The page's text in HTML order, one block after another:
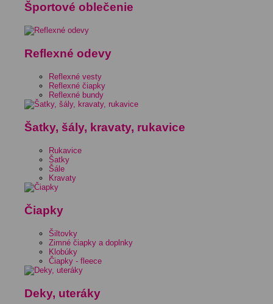
Športové oblečenie
Reflexné odevy
Reflexné vesty
Reflexné čiapky
Reflexné bundy
Šatky, šály, kravaty, rukavice
Rukavice
Šatky
Šále
Kravaty
Čiapky
Šiltovky
Zimné čiapky a doplnky
Klobúky
Čiapky - fleece
Deky, uteráky